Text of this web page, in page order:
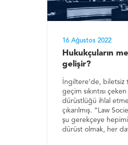
16 Ağustos 2022
Hukukçuların
gelişir?
İngiltere’de,
geçim sıkıntısı
dürüstlüğü ihlal
çıkarılmış. “Law
şu gerekçeye
dürüst olmak, her